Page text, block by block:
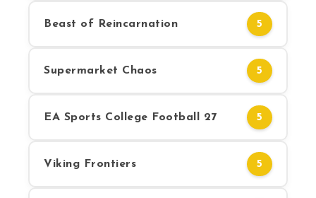
Beast of Reincarnation 5
Supermarket Chaos 5
EA Sports College Football 27 5
Viking Frontiers 5